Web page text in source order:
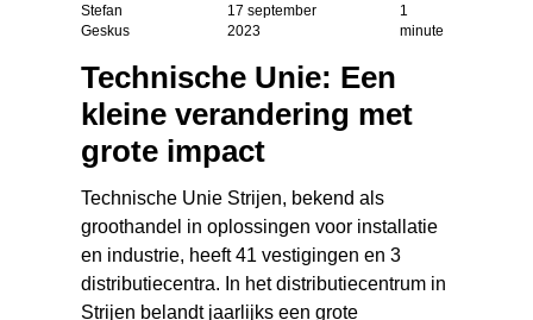
Stefan
Geskus
17 september
2023
1
minute
Technische Unie: Een
kleine verandering met
grote impact
Technische Unie Strijen, bekend als
groothandel in oplossingen voor installatie
en industrie, heeft 41 vestigingen en 3
distributiecentra. In het distributiecentrum in
Strijen belandt jaarlijks een grote